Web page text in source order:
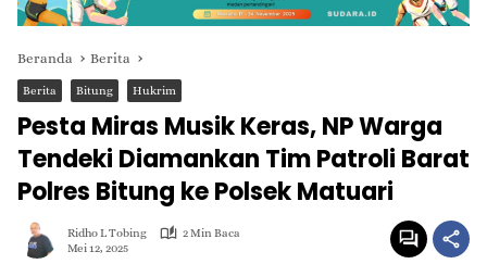
Beranda Berita
Berita Bitung Hukrim
Pesta Miras Musik Keras, NP Warga
Tendeki Diamankan Tim Patroli Barat
Polres Bitung ke Polsek Matuari
Ridho L Tobing
2 Min Baca
Mei 12, 2025